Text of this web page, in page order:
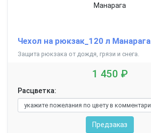
Чехол на рюкзак_120 л Манарага
Защита рюкзака от дождя, грязи и снега.
1 450 ₽
Расцветка:
Предзаказ